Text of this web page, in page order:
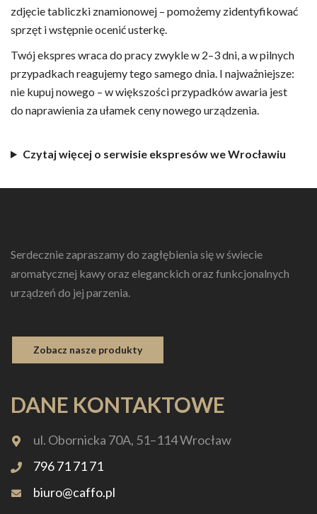
zdjęcie tabliczki znamionowej – pomożemy zidentyfikować
sprzęt i wstępnie ocenić usterkę.
Twój ekspres wraca do pracy zwykle w 2–3 dni, a w pilnych
przypadkach reagujemy tego samego dnia. I najważniejsze:
nie kupuj nowego – w większości przypadków awaria jest
do naprawienia za ułamek ceny nowego urządzenia.
Czytaj więcej o serwisie ekspresów we Wrocławiu
Serdecznie zapraszamy do zagłębienia się w świecie
aromatycznej kawy oraz eleganckich oraz funkcjonalnych
urządzeń do jej parzenia.
Zobacz nasze produkty
DANE KONTAKTOWE
ul. Obornicka 70A, 51–114 Wrocław
796 71 71 71
biuro@caffo.pl